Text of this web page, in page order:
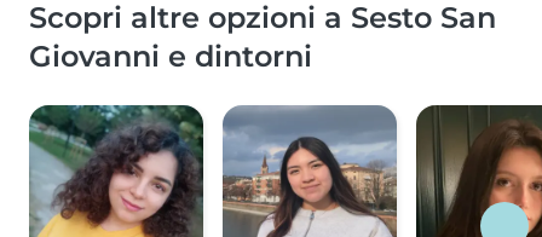
Scopri altre opzioni a Sesto San
Giovanni e dintorni